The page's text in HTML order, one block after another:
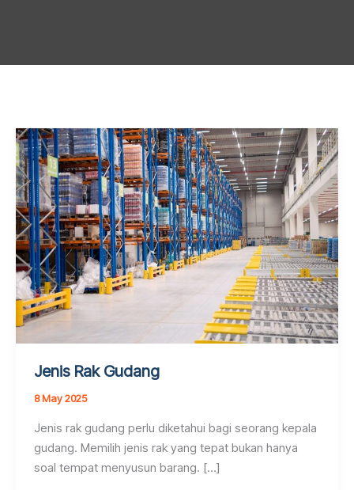
Jenis Rak Gudang
8 May 2025
Jenis rak gudang perlu diketahui bagi seorang kepala
gudang. Memilih jenis rak yang tepat bukan hanya
soal tempat menyusun barang. […]